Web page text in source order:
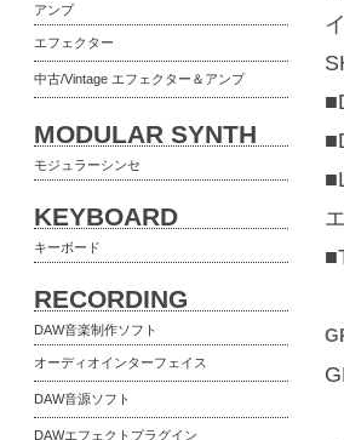
アンプ
エフェクター
中古/Vintage エフェクター＆アンプ
MODULAR SYNTH
モジュラーシンセ
KEYBOARD
キーボード
RECORDING
DAW音楽制作ソフト
オーディオインターフェイス
DAW音源ソフト
DAWエフェクトプラグイン